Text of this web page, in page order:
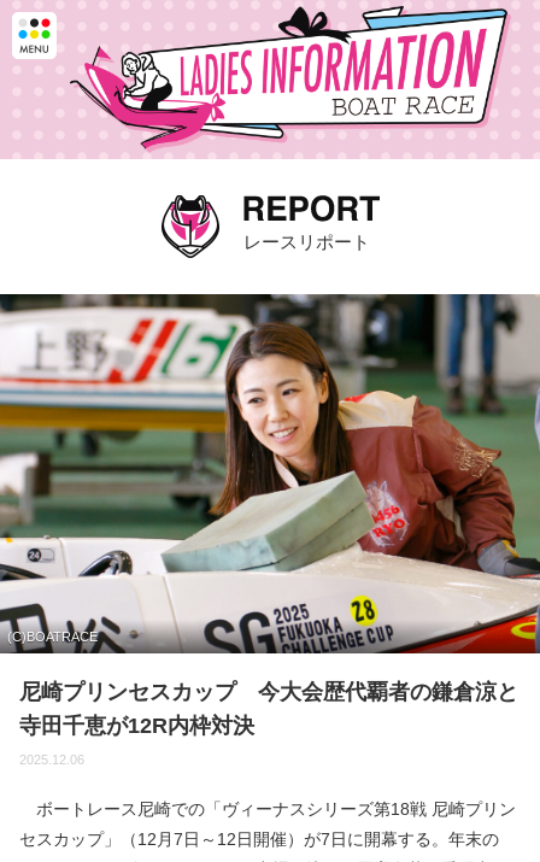
レースリポート
(C)BOATRACE
尼崎プリンセスカップ 今大会歴代覇者の鎌倉涼と
寺田千恵が12R内枠対決
2025.12.06
ボートレース尼崎での「ヴィーナスシリーズ第18戦 尼崎プリン
セスカップ」（12月7日～12日開催）が7日に開幕する。年末の